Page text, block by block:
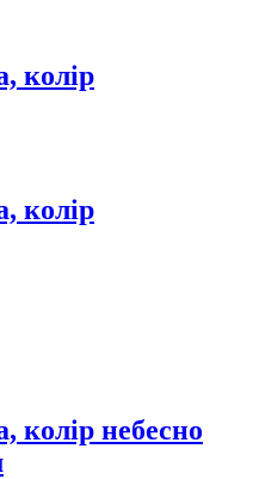
колір
колір
колір небесно